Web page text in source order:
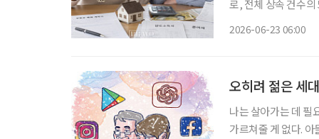
로, 전체 상속 건수
2026-06-23 06:00
오히려 젊은 세
나는 살아가는 데 필
가르쳐줄 게 없다.